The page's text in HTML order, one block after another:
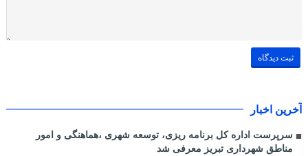
آخرین اخبار
سرپرست اداره کل برنامه ریزی، توسعه شهری ،هماهنگی و امور
مناطق شهرداری تبریز معرفی شد